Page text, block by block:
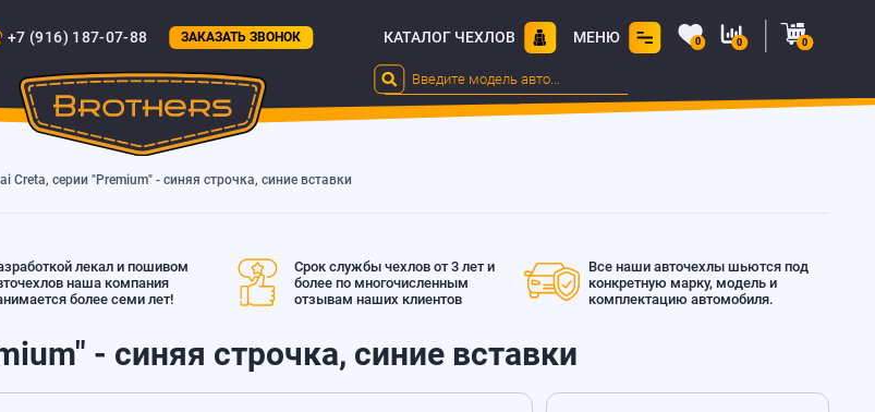
+7 (916) 187-07-88 ЗАКАЗАТЬ ЗВОНОК КАТАЛОГ ЧЕХЛОВ МЕНЮ 0 0 0
Creta, серии "Premium" - синяя строчка, синие вставки
лекал и пошивом
наша компания
более семи лет!
Срок службы чехлов от 3 лет и
более по многочисленным
отзывам наших клиентов
Все наши авточехлы шьются под
конкретную марку, модель и
комплектацию автомобиля.
- синяя строчка, синие вставки